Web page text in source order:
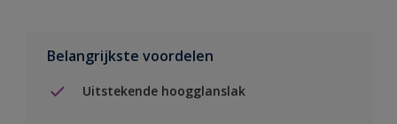
Belangrijkste voordelen
Uitstekende hoogglanslak